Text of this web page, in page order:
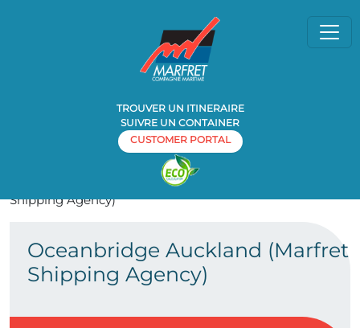
TROUVER UN ITINERAIRE
SUIVRE UN CONTAINER
CUSTOMER PORTAL
Oceanbridge Auckland (Marfret
Shipping Agency)
Oceanbridge Auckland (Marfret
Shipping Agency)